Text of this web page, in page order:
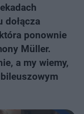
dołącza
ponownie
Müller.
a my wiemy,